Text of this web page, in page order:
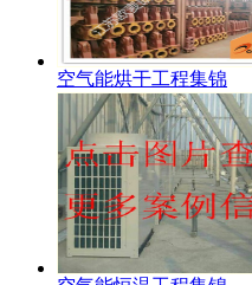
空气能烘干工程集锦